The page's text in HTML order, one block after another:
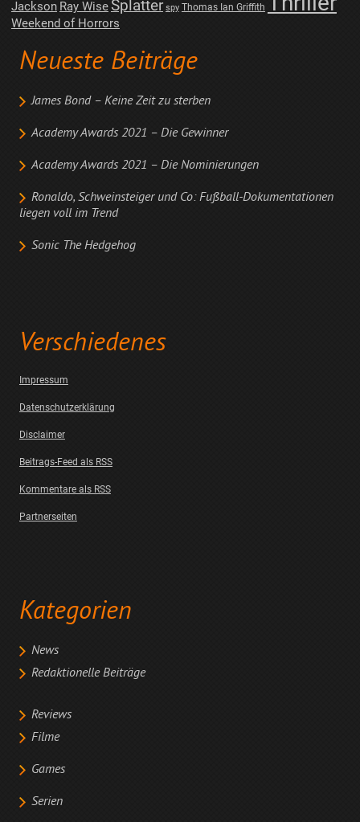
Jackson Ray WiseSplatter spy Thomas Ian Griffith
Weekend of Horrors
Neueste Beiträge
James Bond – Keine Zeit zu sterben
Academy Awards 2021 – Die Gewinner
Academy Awards 2021 – Die Nominierungen
Ronaldo, Schweinsteiger und Co: Fußball-Dokumentationen
liegen voll im Trend
Sonic The Hedgehog
Verschiedenes
Impressum
Datenschutzerklärung
Disclaimer
Beitrags-Feed als RSS
Kommentare als RSS
Partnerseiten
Kategorien
News
Redaktionelle Beiträge
Reviews
Filme
Games
Serien